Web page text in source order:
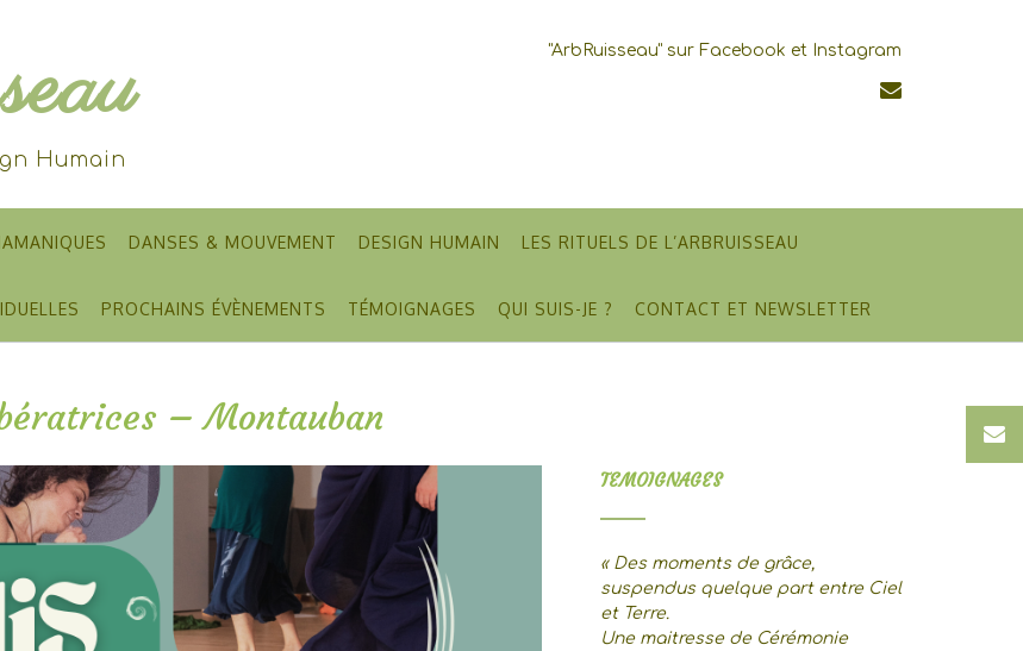
Humain
"ArbRuisseau" sur Facebook et Instagram
DANSES & MOUVEMENT DESIGN HUMAIN LES RITUELS DE L’ARBRUISSEAU
PROCHAINS ÉVÈNEMENTS TÉMOIGNAGES QUI SUIS-JE ? CONTACT ET NEWSLETTER
– Montauban
TEMOIGNAGES
« Des moments de grâce,
suspendus quelque part entre Ciel
et Terre.
Une maitresse de Cérémonie